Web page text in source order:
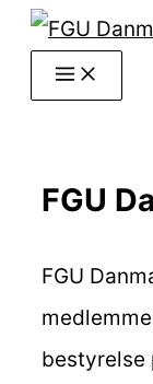
Gå
FGU
FGU
bestyrelse